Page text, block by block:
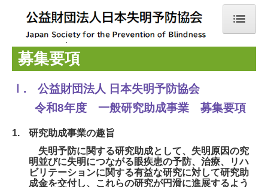
ホーム
協会概要
会長挨拶
役員名簿
募集要項
Ⅰ. 公益財団法人 日本失明予防協会
令和8年度 一般研究助成事業 募集要項
1.
研究助成事業の趣旨
失明予防に関する研究助成として、失明原因の究
明並びに失明につながる眼疾患の予防、治療、リハ
ビリテーションに関する有益な研究に対して研究助
成金を交付し、これらの研究が円滑に進展するよう